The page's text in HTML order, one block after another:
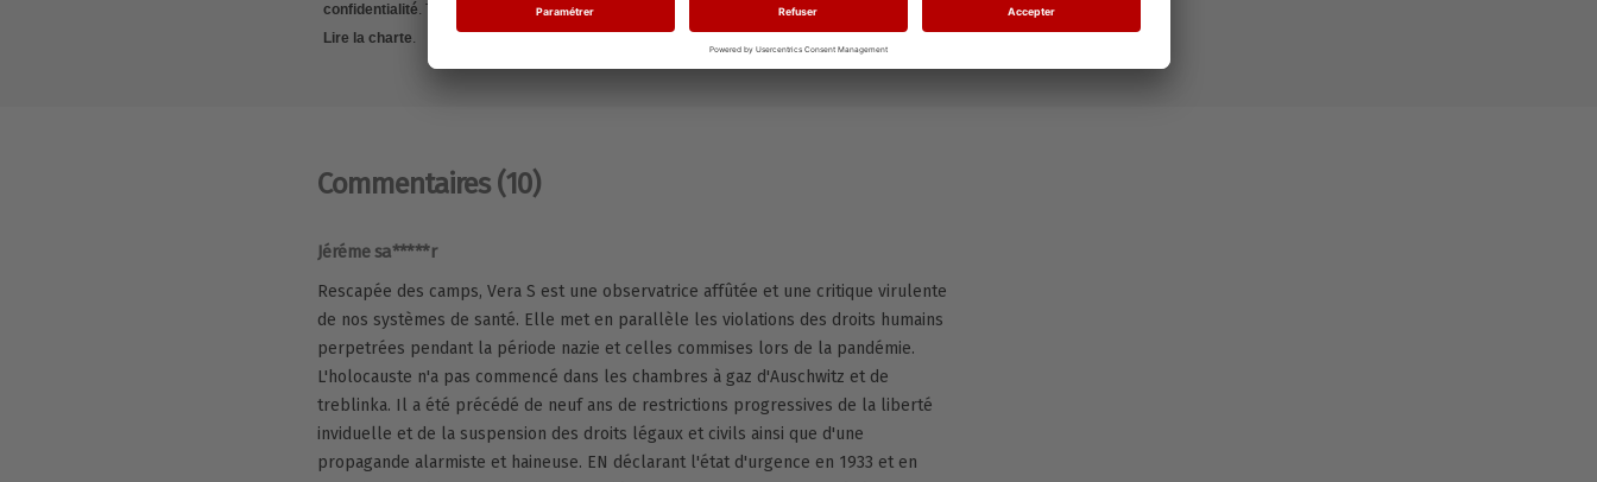
confidentialité. Tout commentaire doit respecter la charte des contenus de la communauté LLB.
Lire la charte.
Commentaires (10)
Jéréme sa*****r
Rescapée des camps, Vera S est une observatrice affûtée et une critique virulente
de nos systèmes de santé. Elle met en parallèle les violations des droits humains
perpetrées pendant la période nazie et celles commises lors de la pandémie.
L'holocauste n'a pas commencé dans les chambres à gaz d'Auschwitz et de
treblinka. Il a été précédé de neuf ans de restrictions progressives de la liberté
inviduelle et de la suspension des droits légaux et civils ainsi que d'une
propagande alarmiste et haineuse. EN déclarant l'état d'urgence en 1933 et en